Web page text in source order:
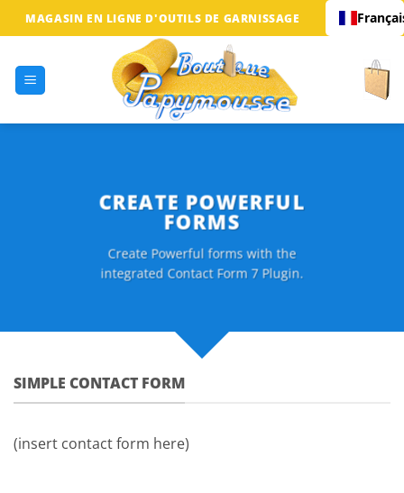
Passer
au
MAGASIN EN LIGNE D'OUTILS DE GARNISSAGE
CREATE POWERFUL
FORMS
Create Powerful forms with the
integrated Contact Form 7 Plugin.
SIMPLE CONTACT FORM
(insert contact form here)